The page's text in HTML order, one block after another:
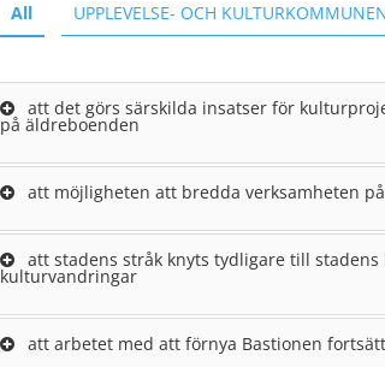
All
UPPLEVELSE- OCH
att det görs särskilda insatser för
på äldreboenden
att möjligheten att bredda verksamheten
att stadens stråk knyts tydligare till
kulturvandringar
att arbetet med att förnya Bastionen